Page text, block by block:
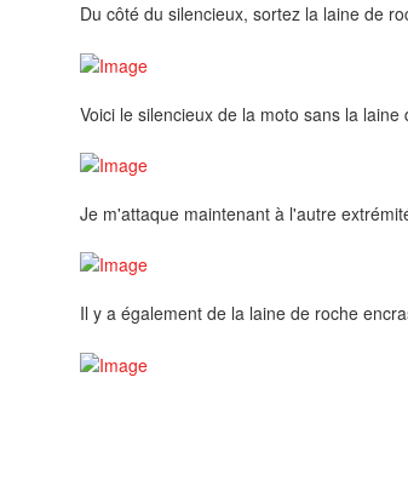
Du côté du silencieux, sortez la laine de
Voici le silencieux de la moto sans la laine
Je m'attaque maintenant à l'autre
Il y a également de la laine de roche